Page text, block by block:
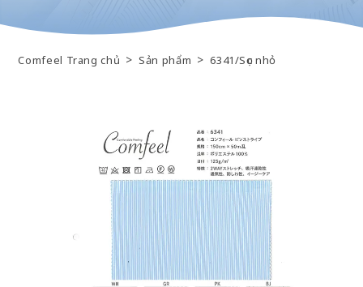
Comfeel Trang chủ > Sản phẩm > 6341/Sọc nhỏ